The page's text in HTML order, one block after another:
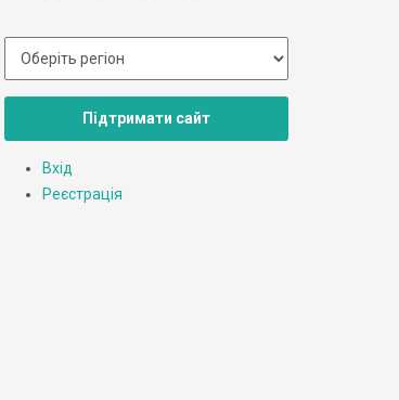
Підтримати сайт
Вхід
Реєстрація